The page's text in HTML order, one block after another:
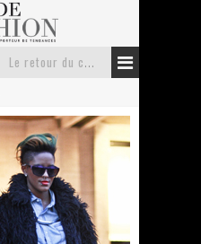
Le retour du cachemire version casual
La trousse de toilette : l’accessoire indispensable de voyage
Anti chute cheveux homme : quelles solutions pour renforcer sa chevelure ?